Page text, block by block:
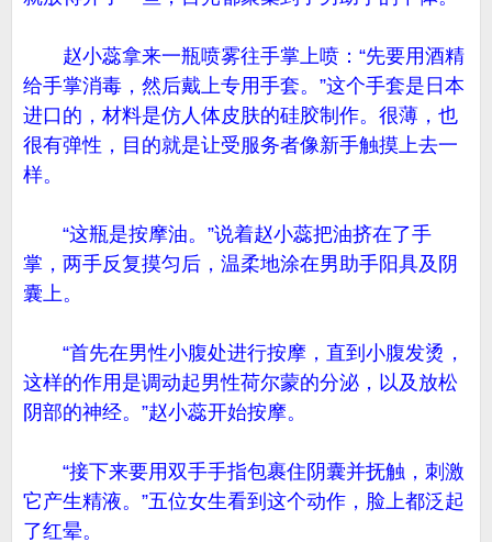
赵小蕊拿来一瓶喷雾往手掌上喷：“先要用酒精
给手掌消毒，然后戴上专用手套。”这个手套是日本
进口的，材料是仿人体皮肤的硅胶制作。很薄，也
很有弹性，目的就是让受服务者像新手触摸上去一
样。
“这瓶是按摩油。”说着赵小蕊把油挤在了手
掌，两手反复摸匀后，温柔地涂在男助手阳具及阴
囊上。
“首先在男性小腹处进行按摩，直到小腹发烫，
这样的作用是调动起男性荷尔蒙的分泌，以及放松
阴部的神经。”赵小蕊开始按摩。
“接下来要用双手手指包裹住阴囊并抚触，刺激
它产生精液。”五位女生看到这个动作，脸上都泛起
了红晕。